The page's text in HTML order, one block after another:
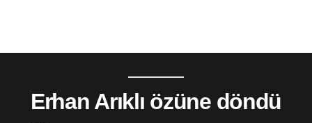
Erhan Arıklı özüne döndü